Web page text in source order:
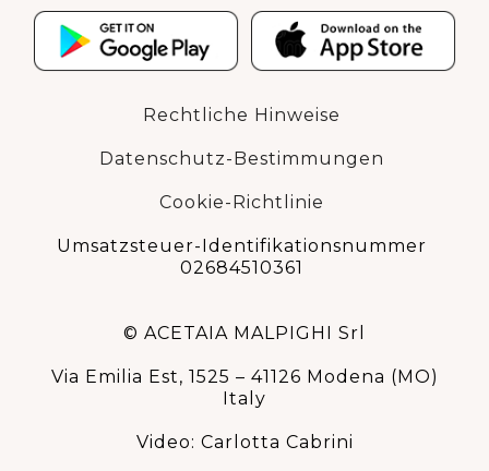
Rechtliche Hinweise
Datenschutz-Bestimmungen
Cookie-Richtlinie
Umsatzsteuer-Identifikationsnummer
02684510361
© ACETAIA MALPIGHI Srl
Via Emilia Est, 1525 – 41126 Modena (MO)
Italy
Video: Carlotta Cabrini